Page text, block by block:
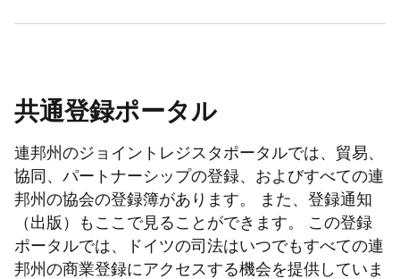
共通登録ポータル
連邦州のジョイントレジスタポータルでは、貿易、
協同、パートナーシップの登録、およびすべての連
邦州の協会の登録簿があります。 また、登録通知
（出版）もここで見ることができます。 この登録
ポータルでは、ドイツの司法はいつでもすべての連
邦州の商業登録にアクセスする機会を提供していま